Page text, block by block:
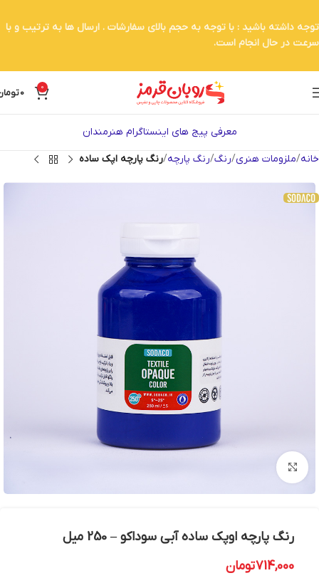
0
0
معرفی پیج های اینستاگرام هنرمندان
خانه ملزومات هنری رنگ رنگ پارچه رنگ پارچه اپک ساده
بزرگنمایی تصویر
رنگ پارچه اوپک ساده آبی سوداکو – 250 میل
714,000تومان
توجه داشته باشید : با توجه به حجم بالای سفارشات . ارسال ها به ترتیب و با
سرعت در حال انجام است.